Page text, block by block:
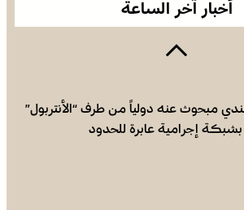
أخبار آخر الساعة
مبحوث عنه دولياً من طرف “الأنتربول”
بشبكة إجرامية عابرة للحدود